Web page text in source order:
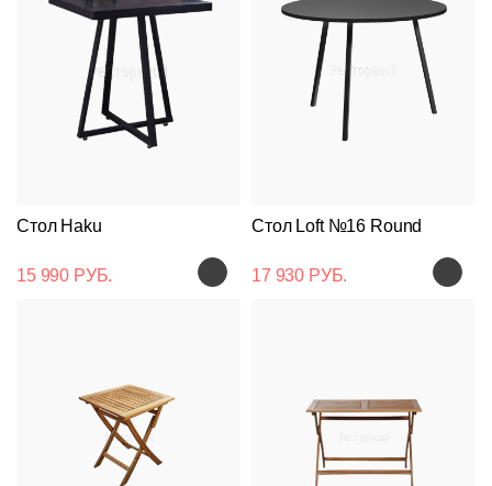
Стол Haku
15 990 РУБ.
Стол Loft №16 Round
17 930 РУБ.